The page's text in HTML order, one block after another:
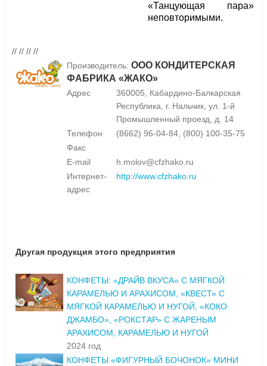
«Танцующая пара»
неповторимыми.
// // // //
Производитель: ООО КОНДИТЕРСКАЯ
ФАБРИКА «ЖАКО»
Адрес
360005, Кабардино-Балкарская
Республика, г. Нальчик, ул. 1-й
Промышленный проезд, д. 14
Телефон
(8662) 96-04-84, (800) 100-35-75
Факс
E-mail
h.molov@cfzhako.ru
Интернет-
адрес
http://www.cfzhako.ru
Другая продукция этого предприятия
КОНФЕТЫ: «ДРАЙВ ВКУСА» С МЯГКОЙ
КАРАМЕЛЬЮ И АРАХИСОМ, «КВЕСТ» С
МЯГКОЙ КАРАМЕЛЬЮ И НУГОЙ, «КОКО
ДЖАМБО», «РОКСТАР» С ЖАРЕНЫМ
АРАХИСОМ, КАРАМЕЛЬЮ И НУГОЙ
2024 год
КОНФЕТЫ «ФИГУРНЫЙ БОЧОНОК» МИНИ